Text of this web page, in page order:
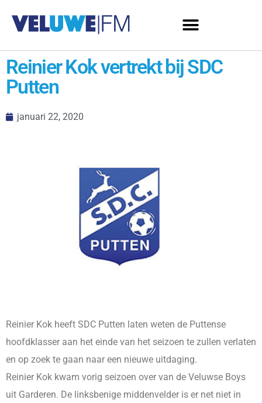
Reinier Kok vertrekt bij SDC
Putten
januari 22, 2020
Reinier Kok heeft SDC Putten laten weten de Puttense
hoofdklasser aan het einde van het seizoen te zullen verlaten
en op zoek te gaan naar een nieuwe uitdaging.
Reinier Kok kwam vorig seizoen over van de Veluwse Boys
uit Garderen. De linksbenige middenvelder is er net niet in